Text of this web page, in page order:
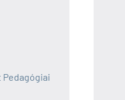
Pedagógiai